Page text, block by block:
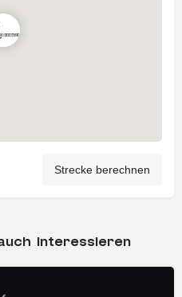
Strecke berechnen
interessieren